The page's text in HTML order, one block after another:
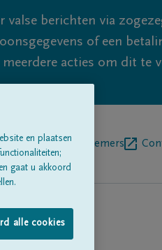
valse berichten via
of een
acties om dit te
Begrafenisondernemers
en plaatsen
gaat u akkoord
alle cookies